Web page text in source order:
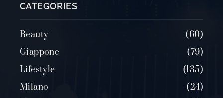
CATEGORIES
Beauty
60
Giappone
79
Lifestyle
135
Milano
24